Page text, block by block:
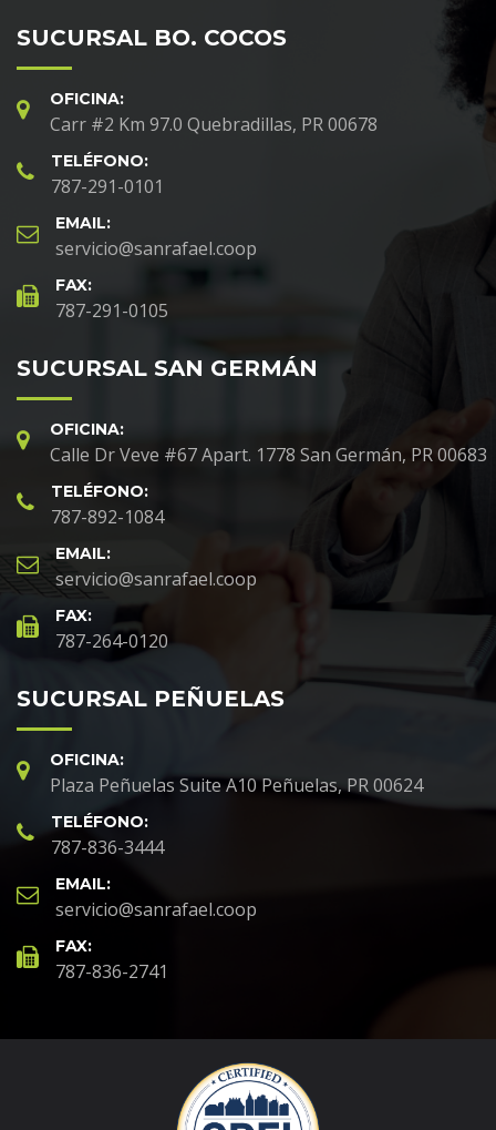
SUCURSAL BO. COCOS
OFICINA:
Carr #2 Km 97.0 Quebradillas, PR 00678
TELÉFONO:
787-291-0101
EMAIL:
servicio@sanrafael.coop
FAX:
787-291-0105
SUCURSAL SAN GERMÁN
OFICINA:
Calle Dr Veve #67 Apart. 1778 San Germán, PR 00683
TELÉFONO:
787-892-1084
EMAIL:
servicio@sanrafael.coop
FAX:
787-264-0120
SUCURSAL PEÑUELAS
OFICINA:
Plaza Peñuelas Suite A10 Peñuelas, PR 00624
TELÉFONO:
787-836-3444
EMAIL:
servicio@sanrafael.coop
FAX:
787-836-2741